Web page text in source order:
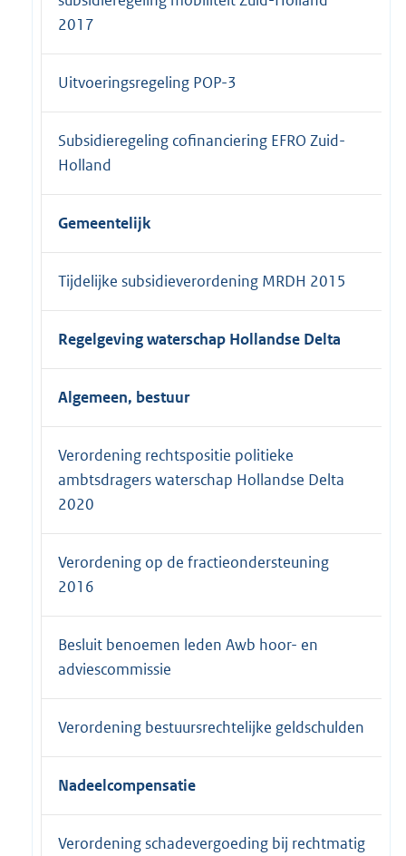
2017
Uitvoeringsregeling POP-3
Subsidieregeling cofinanciering EFRO Zuid-
Holland
Gemeentelijk
Tijdelijke subsidieverordening MRDH 2015
Regelgeving waterschap Hollandse Delta
Algemeen, bestuur
Verordening rechtspositie politieke
ambtsdragers waterschap Hollandse Delta
2020
Verordening op de fractieondersteuning
2016
Besluit benoemen leden Awb hoor- en
adviescommissie
Verordening bestuursrechtelijke geldschulden
Nadeelcompensatie
Verordening schadevergoeding bij rechtmatig